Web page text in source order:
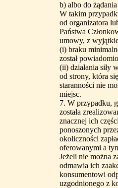
b) albo do
W takim
od organizatora
Państwa
umowy, z
(i) braku
został
(ii) działania siły
od strony, która
staranności nie
miejsc.
7. W przypadku,
została
znacznej ich
ponoszonych
okoliczności
oferowanymi a
Jeżeli nie można
odmawia ich
konsumentowi
uzgodnionego z